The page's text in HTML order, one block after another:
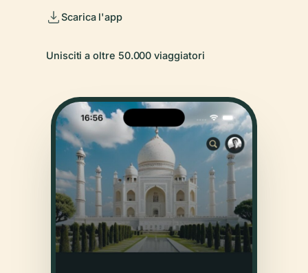
Scarica l'app
Unisciti a oltre 50.000 viaggiatori